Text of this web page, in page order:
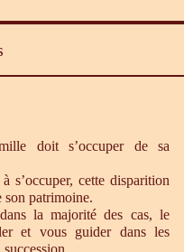
doit s’occuper de sa
s’occuper, cette disparition
son patrimoine.
la majorité des cas, le
et vous guider dans les